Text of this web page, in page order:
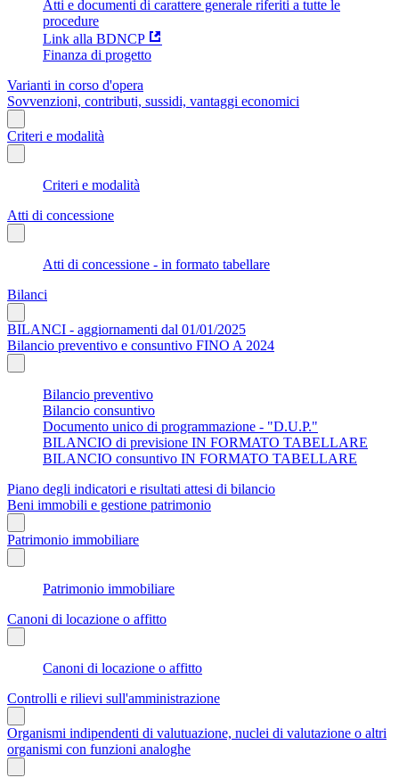
Atti e documenti di carattere generale riferiti a tutte le
procedure
Link alla BDNCP
Finanza di progetto
Varianti in corso d'opera
Sovvenzioni, contributi, sussidi, vantaggi economici
Criteri e modalità
Criteri e modalità
Atti di concessione
Atti di concessione - in formato tabellare
Bilanci
BILANCI - aggiornamenti dal 01/01/2025
Bilancio preventivo e consuntivo FINO A 2024
Bilancio preventivo
Bilancio consuntivo
Documento unico di programmazione - "D.U.P."
BILANCIO di previsione IN FORMATO TABELLARE
BILANCIO consuntivo IN FORMATO TABELLARE
Piano degli indicatori e risultati attesi di bilancio
Beni immobili e gestione patrimonio
Patrimonio immobiliare
Patrimonio immobiliare
Canoni di locazione o affitto
Canoni di locazione o affitto
Controlli e rilievi sull'amministrazione
Organismi indipendenti di valutuazione, nuclei di valutazione o altri
organismi con funzioni analoghe